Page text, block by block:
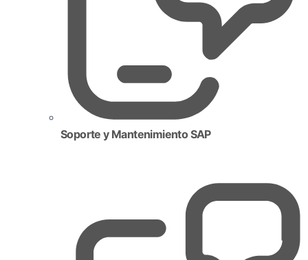
Soporte y Mantenimiento SAP